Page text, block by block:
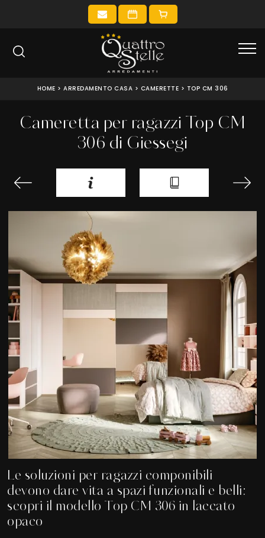
HOME > ARREDAMENTO CASA > CAMERETTE > TOP CM 306
Cameretta per ragazzi Top CM
306 di Giessegi
Le soluzioni per ragazzi componibili
devono dare vita a spazi funzionali e belli:
scopri il modello Top CM 306 in laccato
opaco